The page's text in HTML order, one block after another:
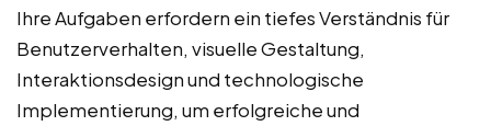
Ihre Aufgaben erfordern ein tiefes Verständnis für
Benutzerverhalten, visuelle Gestaltung,
Interaktionsdesign und technologische
Implementierung, um erfolgreiche und